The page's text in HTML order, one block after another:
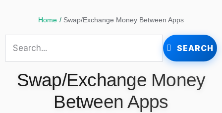
Home / Swap/Exchange Money Between Apps
SEARCH
Swap/Exchange Money
Between Apps